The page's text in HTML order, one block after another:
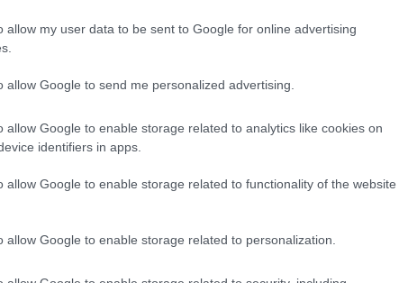
allow my user data to be sent to Google for online advertising
allow Google to send me personalized advertising.
allow Google to enable storage related to analytics like cookies on
identifiers in apps.
allow Google to enable storage related to functionality of the website
allow Google to enable storage related to personalization.
Fred nagyon jó képességű menedzser. A
irányít, amely gyakorlatilag egy nemzeti
Még viszonylag új neki ez a szerepkör, és
és kultúrát, illetve a megfelelő
nincsenek csodafegyverek. Az egész arról
cél érdekében dolgozzon. A Ferrarinál ráadásul
Verstappen a